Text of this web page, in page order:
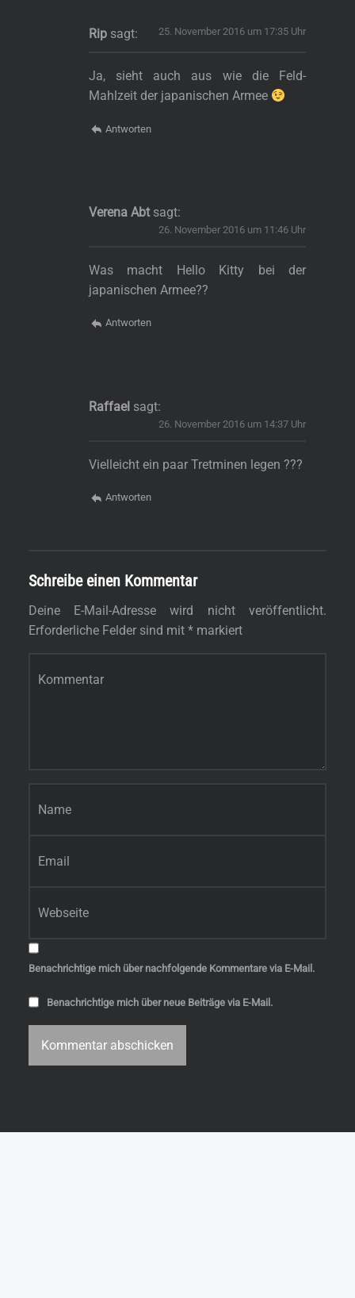
Rip sagt: 25. November 2016 um 17:35 Uhr
Ja, sieht auch aus wie die Feld-
Mahlzeit der japanischen Armee
Antworten
Verena Abt sagt:
26. November 2016 um 11:46 Uhr
Was macht Hello Kitty bei der
japanischen Armee??
Antworten
Raffael sagt:
26. November 2016 um 14:37 Uhr
Vielleicht ein paar Tretminen legen ???
Antworten
Schreibe einen Kommentar
Deine E-Mail-Adresse wird nicht veröffentlicht.
Erforderliche Felder sind mit *markiert
Benachrichtige mich über nachfolgende Kommentare via E-Mail.
Benachrichtige mich über neue Beiträge via E-Mail.